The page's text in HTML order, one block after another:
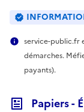
service-public.fr
démarches.
payants).
Papiers -